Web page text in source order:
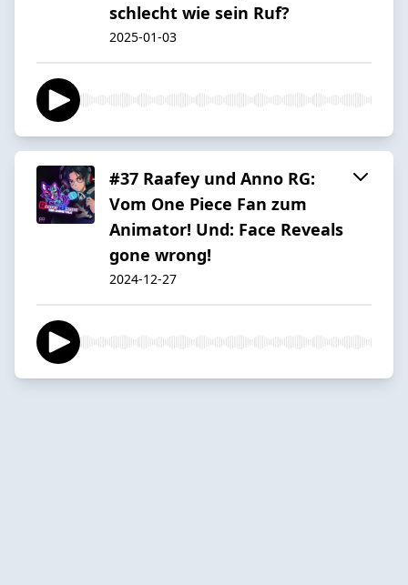
schlecht wie sein Ruf?
2025-01-03
#37 Raafey und Anno RG:
Vom One Piece Fan zum
Animator! Und: Face Reveals
gone wrong!
2024-12-27